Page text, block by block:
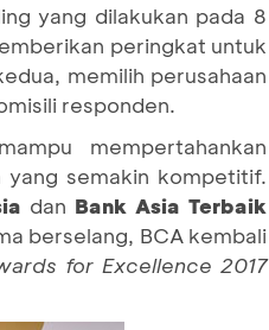
yang dilakukan pada 8
peringkat untuk
memilih perusahaan
responden.
mempertahankan
yang semakin kompetitif.
dan Bank Asia Terbaik
berselang, BCA kembali
for Excellence 2017